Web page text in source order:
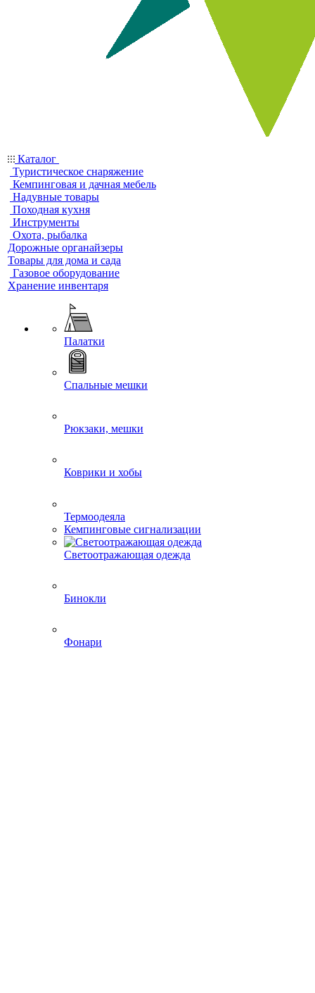
Каталог
Туристическое снаряжение
Кемпинговая и дачная мебель
Надувные товары
Походная кухня
Инструменты
Охота, рыбалка
Дорожные органайзеры
Товары для дома и сада
Газовое оборудование
Хранение инвентаря
Палатки
Спальные мешки
Рюкзаки, мешки
Коврики и хобы
Термоодеяла
Кемпинговые сигнализации
Светоотражающая одежда
Бинокли
Фонари